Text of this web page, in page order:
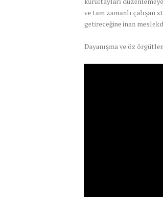
ve tam zamanlı çalışan
getireceğine inan
Dayanışma ve öz